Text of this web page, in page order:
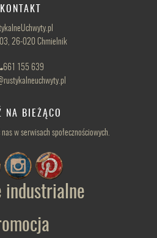
KONTAKT
26-020 Chmielnik
661 155 639
NA BIEŻĄCO
w serwisach społecznościowych.